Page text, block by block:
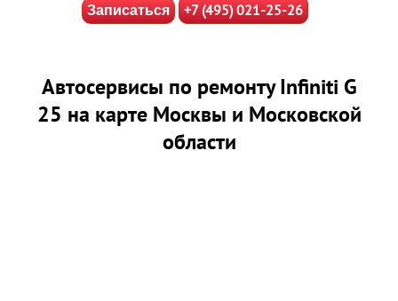
Записаться +7 (495) 021-25-26
Автосервисы по ремонту Infiniti G
25 на карте Москвы и Московской
области